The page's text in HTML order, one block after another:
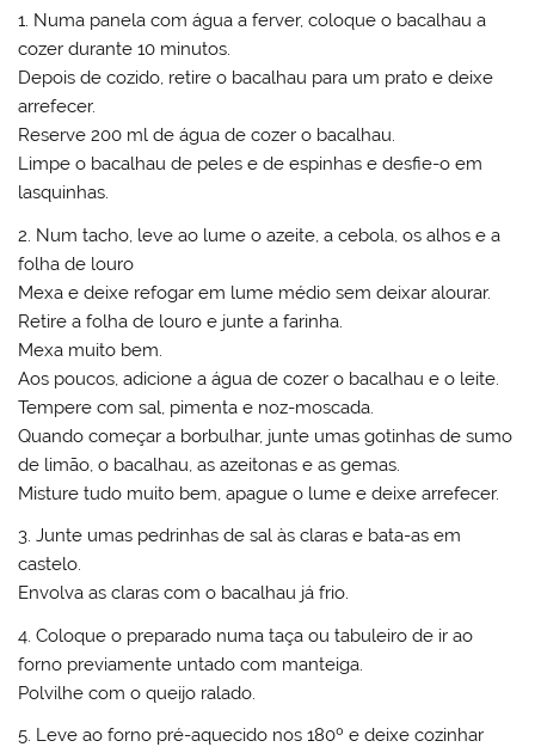
1. Numa panela com água a ferver, coloque o bacalhau a
cozer durante 10 minutos.
Depois de cozido, retire o bacalhau para um prato e deixe
arrefecer.
Reserve 200 ml de água de cozer o bacalhau.
Limpe o bacalhau de peles e de espinhas e desfie-o em
lasquinhas.
2. Num tacho, leve ao lume o azeite, a cebola, os alhos e a
folha de louro
Mexa e deixe refogar em lume médio sem deixar alourar.
Retire a folha de louro e junte a farinha.
Mexa muito bem.
Aos poucos, adicione a água de cozer o bacalhau e o leite.
Tempere com sal, pimenta e noz-moscada.
Quando começar a borbulhar, junte umas gotinhas de sumo
de limão, o bacalhau, as azeitonas e as gemas.
Misture tudo muito bem, apague o lume e deixe arrefecer.
3. Junte umas pedrinhas de sal às claras e bata-as em
castelo.
Envolva as claras com o bacalhau já frio.
4. Coloque o preparado numa taça ou tabuleiro de ir ao
forno previamente untado com manteiga.
Polvilhe com o queijo ralado.
5. Leve ao forno pré-aquecido nos 180º e deixe cozinhar